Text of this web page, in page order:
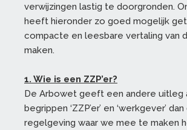
verwijzingen lastig te doorgronden.
heeft hieronder zo goed mogelijk
compacte en leesbare vertaling van
maken.
1. Wie is een ZZP’er?
De Arbowet geeft een andere uitleg
begrippen ‘ZZP’er’ en ‘werkgever’
regelgeving waar we mee te maken